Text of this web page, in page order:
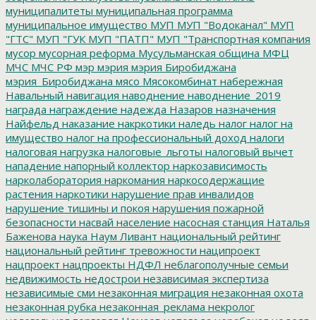
муниципалитеты муниципальная программа
муниципальное имущество МУП МУП "Водоканал" МУП
"ГТС" МУП "ГУК МУП "ПАТП" МУП "Транспортная компания
мусор мусорная реформа Мусульманская община МФЦ
МЧС МЧС РФ мэр мэрия мэрия Биробиджана
мэрия_Биробиджана мясо Мясокомбинат набережная
Навальный навигация наводнение наводнение_2019
награда награждение надежда Назаров назначения
Найфельд наказание накркотики наледь налог налог на
имущество налог на профессиональный доход налоги
налоговая нагрузка налоговые_льготы налоговый вычет
нападение напорный коллектор наркозависимость
нарколаборатория наркомания наркосодержащие
растения наркотики нарушение прав инвалидов
нарушение тишины и покоя нарушения пожарной
безопасности насвай население насосная станция Наталья
Баженова наука Наум Ливант национальный рейтинг
национальный рейтинг тревожности наципроект
нацпроект нацпроекты НДФЛ неблагополучные семьи
недвижимость недострои независимая экспертиза
независимые сми незаконная миграция незаконная охота
незаконная рубка незаконная_реклама некролог